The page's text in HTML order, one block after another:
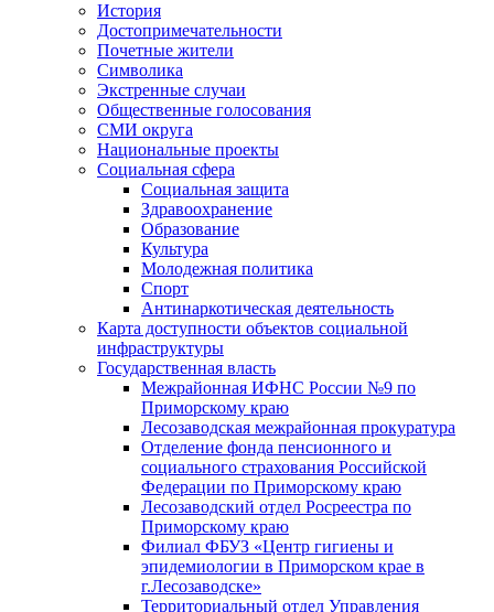
История
Достопримечательности
Почетные жители
Символика
Экстренные случаи
Общественные голосования
СМИ округа
Национальные проекты
Социальная сфера
Социальная защита
Здравоохранение
Образование
Культура
Молодежная политика
Спорт
Антинаркотическая деятельность
Карта доступности объектов социальной
инфраструктуры
Государственная власть
Межрайонная ИФНС России №9 по
Приморскому краю
Лесозаводская межрайонная прокуратура
Отделение фонда пенсионного и
социального страхования Российской
Федерации по Приморскому краю
Лесозаводский отдел Росреестра по
Приморскому краю
Филиал ФБУЗ «Центр гигиены и
эпидемиологии в Приморском крае в
г.Лесозаводске»
Территориальный отдел Управления